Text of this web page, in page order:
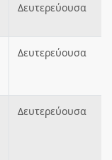
Δευτερεύουσα
Δευτερεύουσα
Δευτερεύουσα